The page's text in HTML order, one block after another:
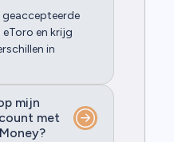
geaccepteerde
en krijg
in
mijn
met